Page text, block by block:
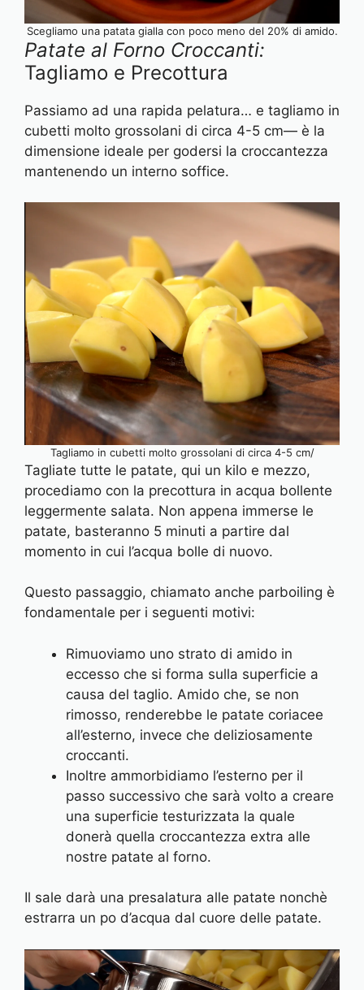
Scegliamo una patata gialla con poco meno del 20% di amido.
Patate al Forno Croccanti:
Tagliamo e Precottura
Passiamo ad una rapida pelatura… e tagliamo in
cubetti molto grossolani di circa 4-5 cm— è la
dimensione ideale per godersi la croccantezza
mantenendo un interno soffice.
Tagliamo in cubetti molto grossolani di circa 4-5 cm/
Tagliate tutte le patate, qui un kilo e mezzo,
procediamo con la precottura in acqua bollente
leggermente salata. Non appena immerse le
patate, basteranno 5 minuti a partire dal
momento in cui l’acqua bolle di nuovo.
Questo passaggio, chiamato anche parboiling è
fondamentale per i seguenti motivi:
Rimuoviamo uno strato di amido in
eccesso che si forma sulla superficie a
causa del taglio. Amido che, se non
rimosso, renderebbe le patate coriacee
all’esterno, invece che deliziosamente
croccanti.
Inoltre ammorbidiamo l’esterno per il
passo successivo che sarà volto a creare
una superficie testurizzata la quale
donerà quella croccantezza extra alle
nostre patate al forno.
Il sale darà una presalatura alle patate nonchè
estrarra un po d’acqua dal cuore delle patate.